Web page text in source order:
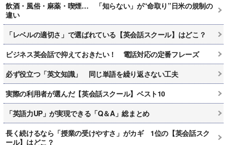
飲酒・風俗・麻薬・喫煙… 「知らない」が“命取り”日米の規制の
違い
「レベルの適切さ」で選ばれている【英会話スクール】はどこ？
ビジネス英会話で抑えておきたい！ 電話対応の定番フレーズ
必ず役立つ「英文知識」 同じ単語を繰り返さない工夫
実際の利用者が選んだ【英会話スクール】ベスト10
「英語力UP」が実現できる「Q＆A」総まとめ
長く続けるなら「授業の受けやすさ」がカギ 1位の【英会話スク
ール】はどこ？